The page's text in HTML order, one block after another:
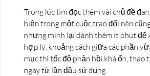
Trong lúc tìm đọc thêm vài chủ đề
hiện trong một cuộc trao đổi nên
nhưng mình lại dành thêm ít phút để
hợp lý, khoảng cách giữa các phần
mục thì tốc độ phản hồi khá ổn,
ngay từ lần đầu sử dụng.